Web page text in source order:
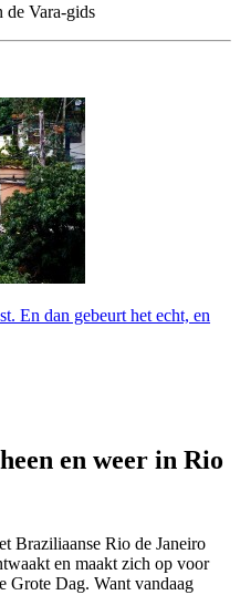
Vara-gids
En dan gebeurt het echt, en
en weer in Rio
Braziliaanse Rio de Janeiro
en maakt zich op voor
Grote Dag. Want vandaag